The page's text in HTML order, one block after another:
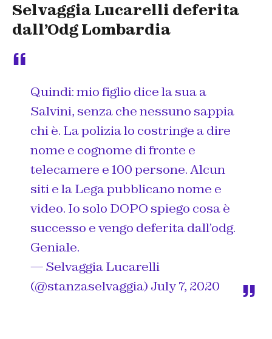
Selvaggia Lucarelli deferita
dall’Odg Lombardia
Quindi: mio figlio dice la sua a
Salvini, senza che nessuno sappia
chi è. La polizia lo costringe a dire
nome e cognome di fronte e
telecamere e 100 persone. Alcun
siti e la Lega pubblicano nome e
video. Io solo DOPO spiego cosa è
successo e vengo deferita dall’odg.
Geniale.
— Selvaggia Lucarelli
(@stanzaselvaggia) July 7, 2020